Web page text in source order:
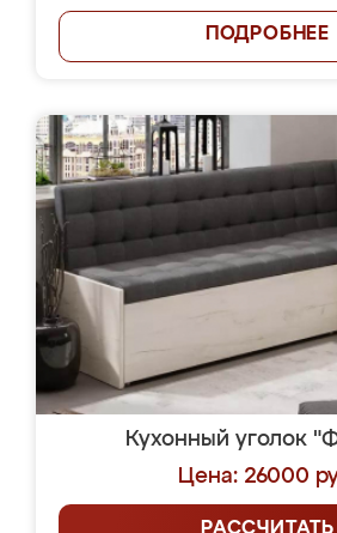
ПОДРОБНЕЕ
Кухонный уголок
Цена: 26000